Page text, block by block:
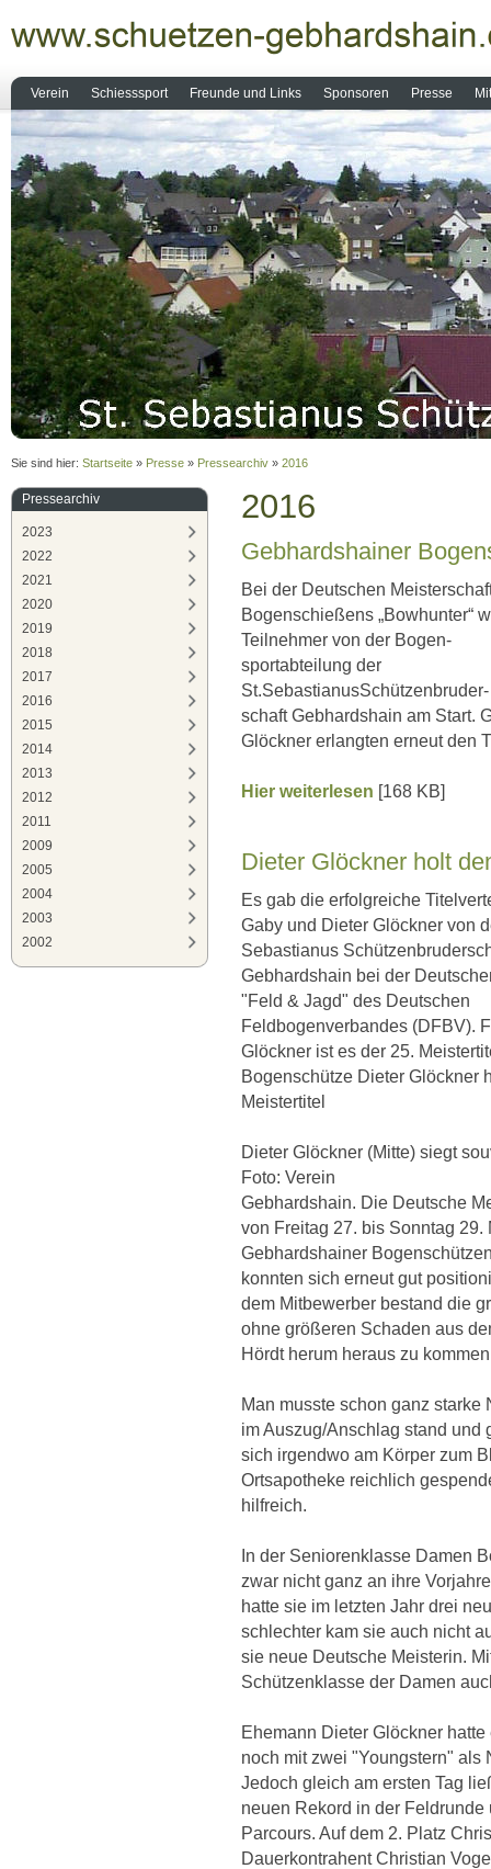
Verein Schiesssport Freunde und Links Sponsoren Presse
Sie sind hier: Startseite » Presse » Pressearchiv » 2016
Pressearchiv
2023
2022
2021
2020
2019
2018
2017
2016
2015
2014
2013
2012
2011
2009
2005
2004
2003
2002
2016
Gebhardshainer
Bei der Deutschen
Bogenschießens „Bowhunter“
Teilnehmer von der Bogen-
sportabteilung der
St.SebastianusSchützenbruder-
schaft Gebhardshain am Start.
Glöckner erlangten erneut den
Hier weiterlesen [168 KB]
Dieter Glöckner holt
Es gab die erfolgreiche
Gaby und Dieter Glöckner von
Sebastianus
Gebhardshain bei der
"Feld & Jagd" des Deutschen
Feldbogenverbandes (DFBV).
Glöckner ist es der 25.
Bogenschütze Dieter Glöckner
Meistertitel
Dieter Glöckner (Mitte) siegt
Foto: Verein
Gebhardshain. Die Deutsche
von Freitag 27. bis Sonntag
Gebhardshainer
konnten sich erneut gut
dem Mitbewerber bestand die
ohne größeren Schaden aus
Hördt herum heraus zu
Man musste schon ganz
im Auszug/Anschlag stand
sich irgendwo am Körper zum
Ortsapotheke reichlich
hilfreich.
In der Seniorenklasse Damen
zwar nicht ganz an ihre
hatte sie im letzten Jahr drei
schlechter kam sie auch nicht
sie neue Deutsche Meisterin.
Schützenklasse der Damen
Ehemann Dieter Glöckner
noch mit zwei "Youngstern" als
Jedoch gleich am ersten Tag
neuen Rekord in der
Parcours. Auf dem 2. Platz
Dauerkontrahent Christian